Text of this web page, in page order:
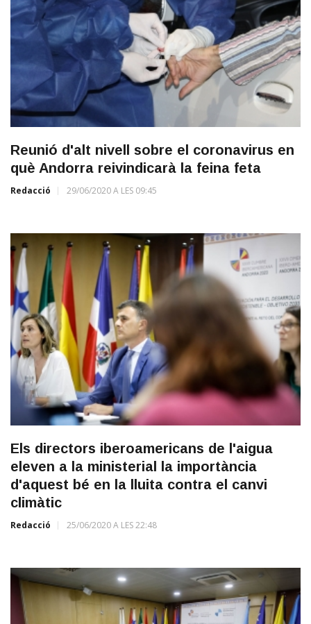
Reunió d'alt nivell sobre el coronavirus en
què Andorra reivindicarà la feina feta
Redacció 29/06/2020 A LES 09:45
Els directors iberoamericans de l'aigua
eleven a la ministerial la importància
d'aquest bé en la lluita contra el canvi
climàtic
Redacció 25/06/2020 A LES 22:48